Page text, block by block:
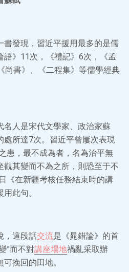
書發現，習近平援用最多的是儒
語》11次，《禮記》6次，《孟
尚書》、《二程集》等儒學經典
名人是宋代文學家、政治家蘇
處所達7次。習近平曾屢次表現
患，最不成為者，名為治平無
其變而不為之所，則恐至于不
《在新疆考核任務結束時的講
此句。
，這段話交流是《晁錯論》的首
”而不對講座場地禍亂采取辦
挽回的田地。